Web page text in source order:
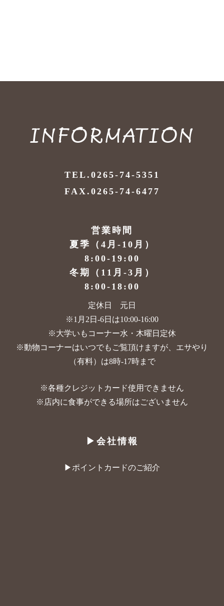
INFORMATION
TEL.0265-74-5351
FAX.0265-74-6477
営業時間
夏季（4月-10月）
8:00-19:00
冬期（11月-3月）
8:00-18:00
定休日 元日
※1月2日-6日は10:00-16:00
※大学いもコーナー水・木曜日定休
※動物コーナーはいつでもご覧頂けますが、 エサやり
（有料）は8時-17時まで
※各種クレジットカード使用できません
※店内に食事ができる場所はございません
▶︎会社情報
▶︎ポイントカードのご紹介